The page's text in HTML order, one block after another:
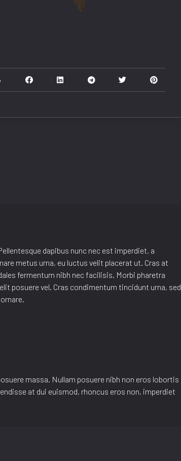
dapibus nunc nec est imperdiet, a
metus urna, eu luctus velit placerat ut. Cras at
fermentum nibh nec facilisis. Morbi pharetra
posuere vel. Cras condimentum tincidunt urna, sed
massa. Nullam posuere nibh non eros lobortis
at dui euismod, rhoncus eros non, imperdiet